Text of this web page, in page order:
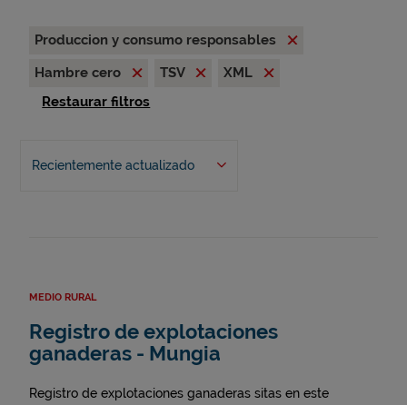
Produccion y consumo responsables
Hambre cero
TSV
XML
Restaurar filtros
Recientemente actualizado
MEDIO RURAL
Registro de explotaciones
ganaderas - Mungia
Registro de explotaciones ganaderas sitas en este